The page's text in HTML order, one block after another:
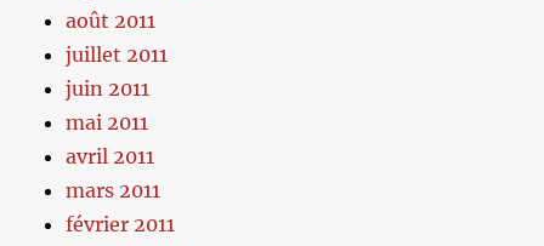
août 2011
juillet 2011
juin 2011
mai 2011
avril 2011
mars 2011
février 2011